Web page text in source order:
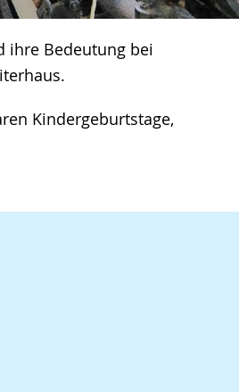
ihre Bedeutung bei
Kindergeburtstage,